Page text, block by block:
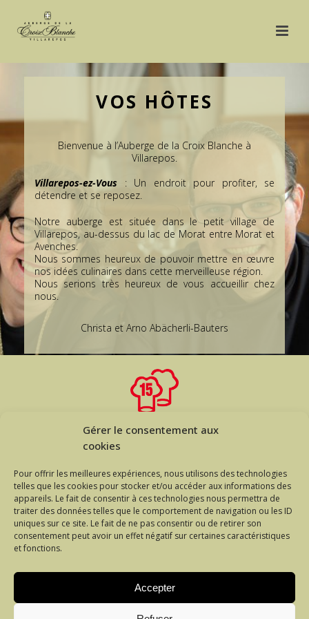
Gérer le consentement aux
cookies
Pour offrir les meilleures expériences, nous utilisons des technologies
telles que les cookies pour stocker et/ou accéder aux informations des
appareils. Le fait de consentir à ces technologies nous permettra de
traiter des données telles que le comportement de navigation ou les ID
uniques sur ce site. Le fait de ne pas consentir ou de retirer son
consentement peut avoir un effet négatif sur certaines caractéristiques
et fonctions.
Accepter
VOS HÔTES
Bienvenue à l’Auberge de la Croix Blanche à
Villarepos.
Villarepos-ez-Vous : Un endroit pour profiter, se
détendre et se reposez.
Notre auberge est située dans le petit village de
Villarepos, au-dessus du lac de Morat entre Morat et
Avenches.
Nous sommes heureux de pouvoir mettre en œuvre
nos idées culinaires dans cette merveilleuse région.
Nous serions très heureux de vous accueillir chez
nous.
Christa et Arno Abächerli-Bauters
RÉSERVATION PAR TÉLÉPHONE